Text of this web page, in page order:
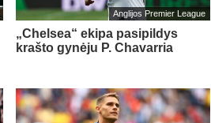
Anglijos Premier League
„Chelsea“ ekipa pasipildys
krašto gynėju P. Chavarria